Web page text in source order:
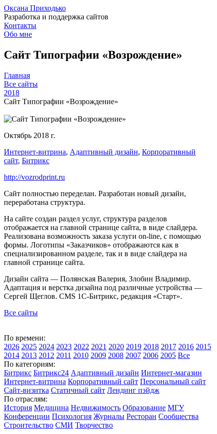
Оксана Приходько
Разработка и поддержка сайтов
Контакты
Обо мне
Сайт Типографии «Возрождение»
Главная
Все сайты
2018
Сайт Типографии «Возрождение»
Октябрь 2018 г.
Интернет-витрина, Адаптивный дизайн, Корпоративный
сайт, Битрикс
http://vozrodprint.ru
Сайт полностью переделан. Разработан новый дизайн,
переработана структура.
На сайте создан раздел услуг, структура разделов
отображается на главной странице сайта, в виде слайдера.
Реализована возможность заказа услуги on-line, с помощью
формы. Логотипы «Заказчиков» отображаются как в
специализированном разделе, так и в виде слайдера на
главной странице сайта.
Дизайн сайта — Полянская Валерия, Злобин Владимир.
Адаптация и верстка дизайна под различные устройства —
Сергей Щеглов. CMS 1С-Битрикс, редакция «Старт».
Все сайты
По времени:
2026 2025 2024 2023 2022 2021 2020 2019 2018 2017 2016 2015
2014 2013 2012 2011 2010 2009 2008 2007 2006 2005 Все
По категориям:
Битрикс Битрикс24 Адаптивный дизайн Интернет-магазин
Интернет-витрина Корпоративный сайт Персональный сайт
Сайт-визитка Статичный сайт Лендинг пэйдж
По отраслям:
История Медицина Недвижимость Образование МГУ
Конференции Психология Журналы Ресторан Сообщества
Строительство СМИ Творчество